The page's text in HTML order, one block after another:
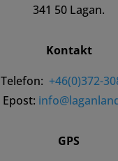
341 50 Lagan.
Kontakt
Telefon: +46(0)372-
Epost:
GPS